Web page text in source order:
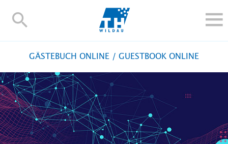
TH-
STUDIEREN UND WEITERBILDEN
FORSCHUNG UND TRANSFER
ALUMNI
HOCHSCHULE
INTERNATIONAL
GÄSTEBUCH ONLINE / GUESTBOOK ONLINE